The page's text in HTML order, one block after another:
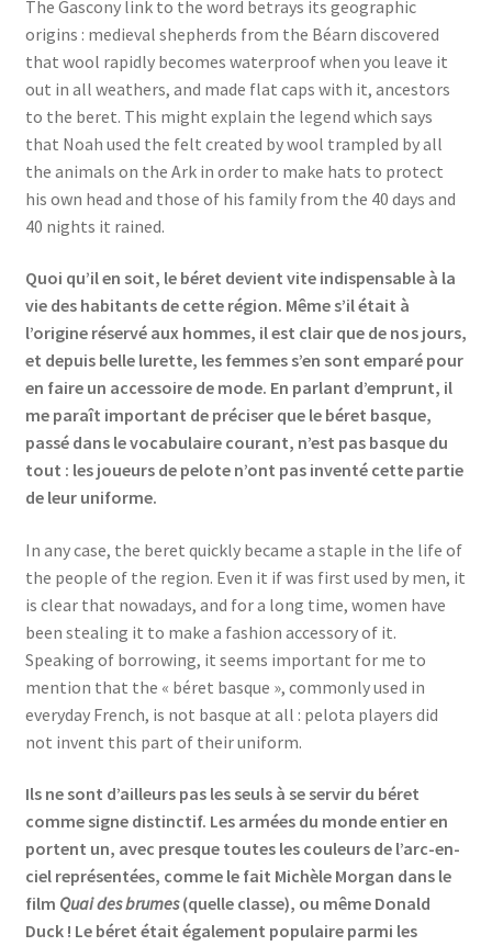
The Gascony link to the word betrays its geographic
origins : medieval shepherds from the Béarn discovered
that wool rapidly becomes waterproof when you leave it
out in all weathers, and made flat caps with it, ancestors
to the beret. This might explain the legend which says
that Noah used the felt created by wool trampled by all
the animals on the Ark in order to make hats to protect
his own head and those of his family from the 40 days and
40 nights it rained.
Quoi qu’il en soit, le béret devient vite indispensable à la
vie des habitants de cette région. Même s’il était à
l’origine réservé aux hommes, il est clair que de nos jours,
et depuis belle lurette, les femmes s’en sont emparé pour
en faire un accessoire de mode. En parlant d’emprunt, il
me paraît important de préciser que le béret basque,
passé dans le vocabulaire courant, n’est pas basque du
tout : les joueurs de pelote n’ont pas inventé cette partie
de leur uniforme.
In any case, the beret quickly became a staple in the life of
the people of the region. Even it if was first used by men, it
is clear that nowadays, and for a long time, women have
been stealing it to make a fashion accessory of it.
Speaking of borrowing, it seems important for me to
mention that the « béret basque », commonly used in
everyday French, is not basque at all : pelota players did
not invent this part of their uniform.
Ils ne sont d’ailleurs pas les seuls à se servir du béret
comme signe distinctif. Les armées du monde entier en
portent un, avec presque toutes les couleurs de l’arc-en-
ciel représentées, comme le fait Michèle Morgan dans le
film Quai des brumes(quelle classe), ou même Donald
Duck ! Le béret était également populaire parmi les